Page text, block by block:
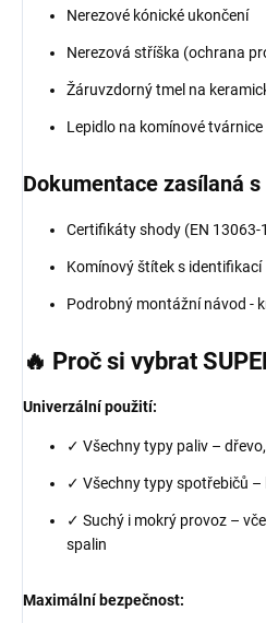
Nerezové kónické ukončení
Nerezová stříška (ochrana
Žáruvzdorný tmel na
Lepidlo na komínové tvárnice
Dokumentace zasílaná
Certifikáty shody (EN 13063-
Komínový štítek s identifikací
Podrobný montážní návod -
🔥 Proč si vybrat
Univerzální použití:
✓ Všechny typy paliv –
✓ Všechny typy spotřebičů –
✓ Suchý i mokrý provoz –
spalin
Maximální bezpečnost: